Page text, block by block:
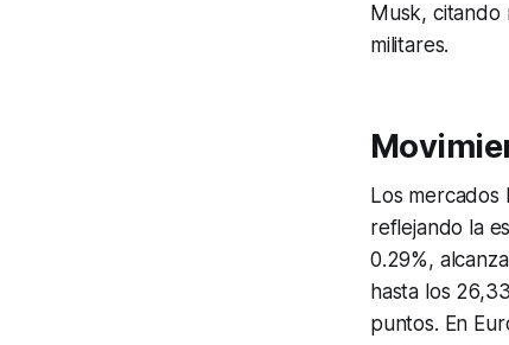
Musk, citando
militares.
Los
reflejando la
0.29%,
hasta los
puntos. En